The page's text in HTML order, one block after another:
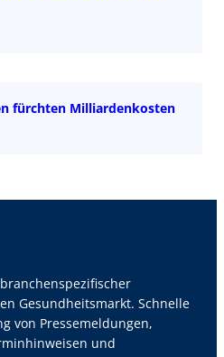
fürchten Milliardenkosten
branchenspezifischer
Gesundheitsmarkt. Schnelle
von Pressemeldungen,
und